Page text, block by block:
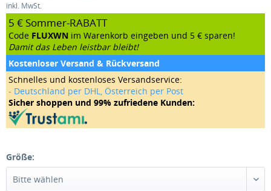
inkl. MwSt.
5 € Sommer-RABATT
Code FLUXWN im Warenkorb eingeben und 5 € sparen!
Damit das Leben leistbar bleibt!
Kostenloser Versand & Rückversand
Schnelles und kostenloses Versandservice:
- Deutschland per DHL, Österreich per Post
Sicher shoppen und 99% zufriedene Kunden:
Größe: